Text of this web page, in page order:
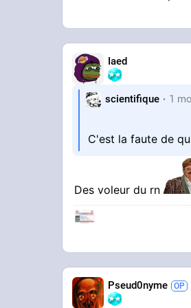
Iaed
scientifique 1
C'est la faute de
Des voleur du rn
Pseud0nyme